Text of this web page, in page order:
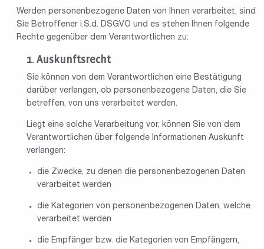
Werden personenbezogene Daten von Ihnen verarbeitet, sind
Sie Betroffener i.S.d. DSGVO und es stehen Ihnen folgende
Rechte gegenüber dem Verantwortlichen zu:
Auskunftsrecht
Sie können von dem Verantwortlichen eine Bestätigung
darüber verlangen, ob personenbezogene Daten, die Sie
betreffen, von uns verarbeitet werden.
Liegt eine solche Verarbeitung vor, können Sie von dem
Verantwortlichen über folgende Informationen Auskunft
verlangen:
die Zwecke, zu denen die personenbezogenen Daten
verarbeitet werden
die Kategorien von personenbezogenen Daten, welche
verarbeitet werden
die Empfänger bzw. die Kategorien von Empfängern,